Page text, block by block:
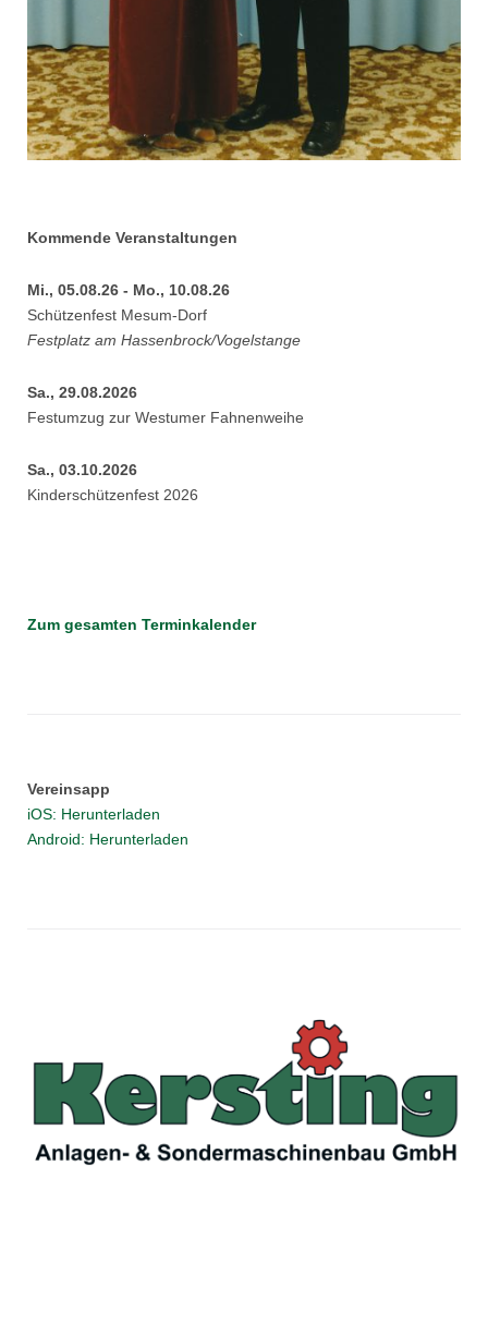
Kommende Veranstaltungen
Mi., 05.08.26 - Mo., 10.08.26
Schützenfest Mesum-Dorf
Festplatz am Hassenbrock/Vogelstange
Sa., 29.08.2026
Festumzug zur Westumer Fahnenweihe
Sa., 03.10.2026
Kinderschützenfest 2026
Zum gesamten Terminkalender
Vereinsapp
iOS: Herunterladen
Android: Herunterladen